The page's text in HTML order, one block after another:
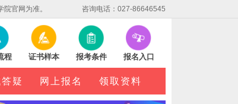
官网为准。 咨询电话：027-86646545
程 证书样本 报考条件 报名入口
疑 网上报名 领取资料